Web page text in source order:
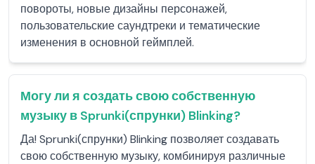
повороты, новые дизайны персонажей,
пользовательские саундтреки и тематические
изменения в основной геймплей.
Могу ли я создать свою собственную
музыку в Sprunki(спрунки) Blinking?
Да! Sprunki(спрунки) Blinking позволяет создавать
свою собственную музыку, комбинируя различные